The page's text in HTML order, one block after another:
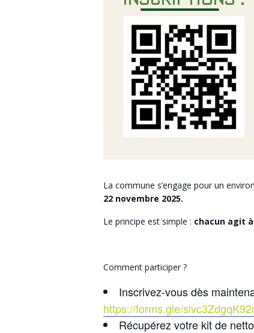
La commune s’engage pour un
22 novembre 2025.
Le principe est simple : chacun agit
Comment participer ?
Inscrivez-vous dès
https://forms.gle/
Récupérez votre kit de